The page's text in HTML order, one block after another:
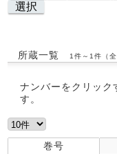
選択
所蔵一覧 1件～1件（全
ナンバーをクリック
す。
巻号